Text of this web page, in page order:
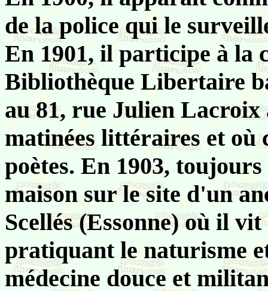
de la police qui le
En 1901, il participe à la
Bibliothèque Libertaire
au 81, rue Julien Lacroix
matinées littéraires et
poètes. En 1903,
maison sur le site d'un
Scellés (Essonne) où il
pratiquant le naturisme
médecine douce et